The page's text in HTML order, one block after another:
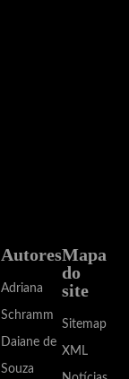
Autores
Adriana
Schramm
Daiane de
Souza
Mapa
do
site
Sitemap
XML